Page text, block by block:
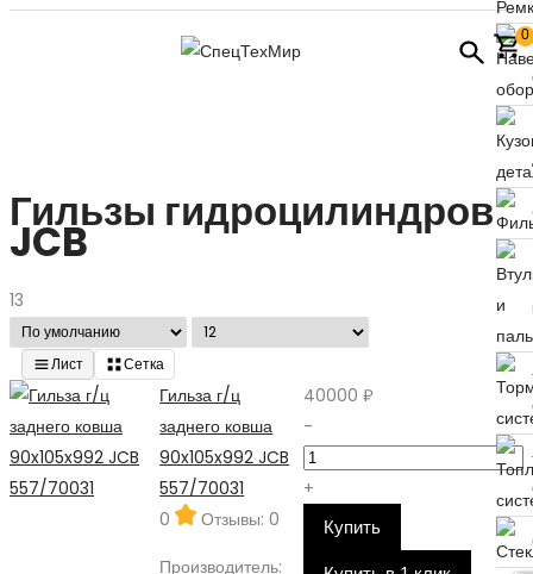
0
Гильзы гидроцилиндров
JCB
13
Лист Сетка
Гильза г/ц
заднего ковша
90x105x992 JCB
557/70031
0
Отзывы: 0
Производитель:
40000 ₽
-
+
Купить